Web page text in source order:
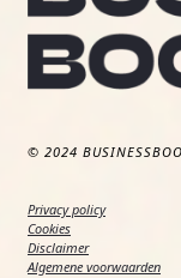
© 2024
Privacy policy
Cookies
Disclaimer
Algemene voorwaarden